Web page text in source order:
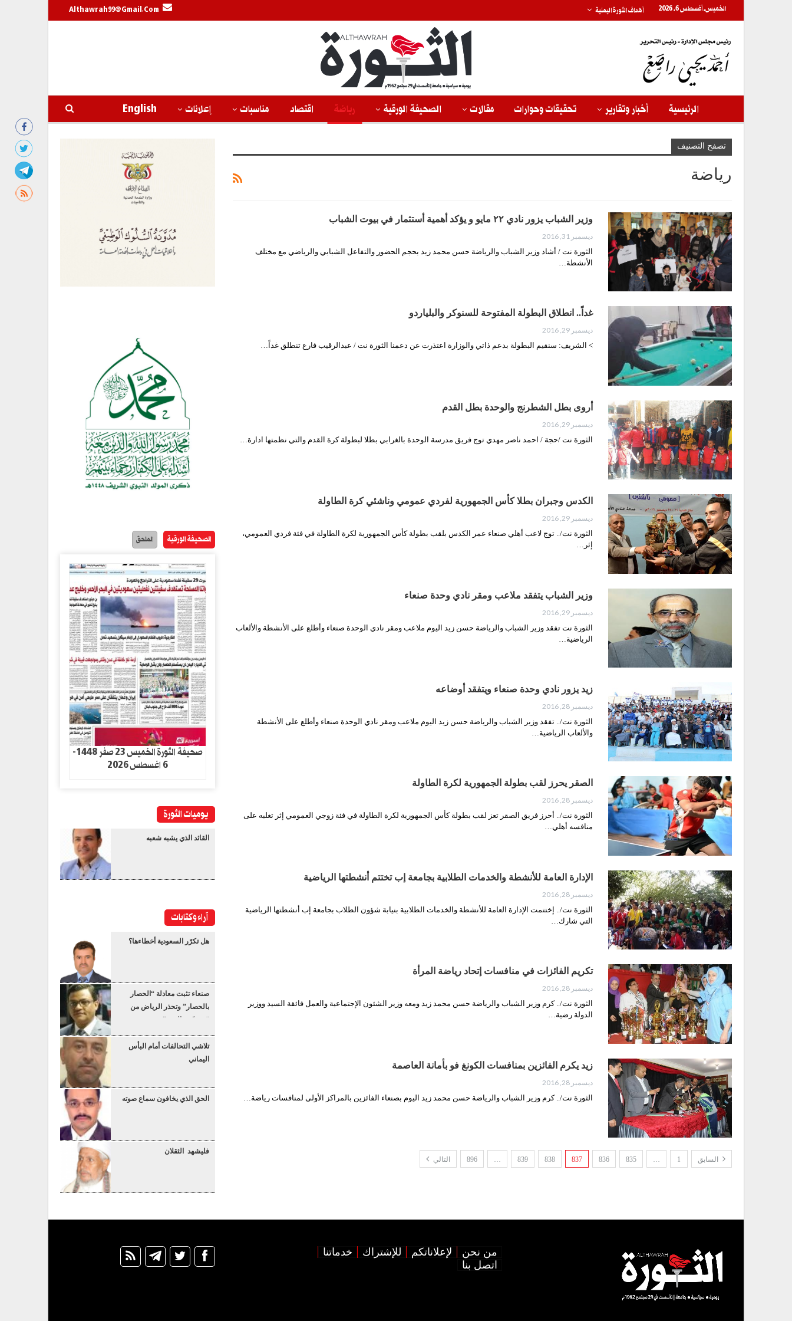
الخميس, أغسطس 6, 2026 أهداف الثورة اليمنية Althawrah99@gmail.com
الرئيسية أخبار وتقارير تحقيقات وحوارات مقالات الصحيفة الورقية رياضة اقتصاد مناسبات إعلانات English
تصفح التصنيف
رياضة
وزير الشباب يزور نادي ٢٢ مايو و يؤكد أهمية أستثمار في بيوت الشباب
ديسمبر 31, 2016
الثورة نت / أشاد وزير الشباب والرياضة حسن محمد زيد بحجم الحضور والتفاعل الشبابي والرياضي مع مختلف
الأنشطة…
غداً.. انطلاق البطولة المفتوحة للسنوكر والبلياردو
ديسمبر 29, 2016
> الشريف: سنقيم البطولة بدعم ذاتي والوزارة اعتذرت عن دعمنا الثورة نت / عبدالرقيب فارع تنطلق غداً…
أروى بطل الشطرنج والوحدة بطل القدم
ديسمبر 29, 2016
الثورة نت /حجة / احمد ناصر مهدي توج فريق مدرسة الوحدة بالغرابي بطلا لبطولة كرة القدم والتي نظمتها ادارة…
الكدس وجبران بطلا كأس الجمهورية لفردي عمومي وناشئي كرة الطاولة
ديسمبر 29, 2016
الثورة نت/.. توج لاعب أهلي صنعاء عمر الكدس بلقب بطولة كأس الجمهورية لكرة الطاولة في فئة فردي العمومي،
إثر…
وزير الشباب يتفقد ملاعب ومقر نادي وحدة صنعاء
ديسمبر 29, 2016
الثورة نت تفقد وزير الشباب والرياضة حسن زيد اليوم ملاعب ومقر نادي الوحدة صنعاء وأطلع على الأنشطة والألعاب
الرياضية…
زيد يزور نادي وحدة صنعاء ويتفقد أوضاعه
ديسمبر 28, 2016
الثورة نت/.. تفقد وزير الشباب والرياضة حسن زيد اليوم ملاعب ومقر نادي الوحدة صنعاء وأطلع على الأنشطة
والألعاب الرياضية…
الصقر يحرز لقب بطولة الجمهورية لكرة الطاولة
ديسمبر 28, 2016
الثورة نت/.. أحرز فريق الصقر تعز لقب بطولة كأس الجمهورية لكرة الطاولة في فئة زوجي العمومي إثر تغلبه على
منافسه أهلي…
الإدارة العامة للأنشطة والخدمات الطلابية بجامعة إب تختتم أنشطتها الرياضية
ديسمبر 28, 2016
الثورة نت/.. إختتمت الإدارة العامة للأنشطة والخدمات الطلابية بنيابة شؤون الطلاب بجامعة إب أنشطتها الرياضية
التي شارك…
تكريم الفائزات في منافسات إتحاد رياضة المرأة
ديسمبر 28, 2016
الثورة نت/.. كرم وزير الشباب والرياضة حسن محمد زيد ومعه وزير الشئون الإجتماعية والعمل فائقة السيد ووزير
الدولة رضية…
زيد يكرم الفائزين بمنافسات الكونغ فو بأمانة العاصمة
ديسمبر 28, 2016
الثورة نت/.. كرم وزير الشباب والرياضة حسن محمد زيد اليوم بصنعاء الفائزين بالمراكز الأولى لمنافسات رياضة…
السابق 1
…
835
836
837
838
839
…
896 التالي
الصحيفة الورقية الملحق
صحيفة الثورة الخميس 23 صفر 1448-
6 اغسطس 2026
يوميات الثورة
القائد الذي يشبه شعبه
آراء وكتابات
هل تكرّر السعودية أخطاءها؟
صنعاء تثبت معادلة “الحصار
بالحصار” وتحذر الرياض من
“عسكرة البحر”
تلاشي التحالفات أمام البأس
اليماني
الحق الذي يخافون سماع صوته
فليشهد الثقلان
من نحن لإعلاناتكم للإشتراك
خدماتنا
اتصل بنا